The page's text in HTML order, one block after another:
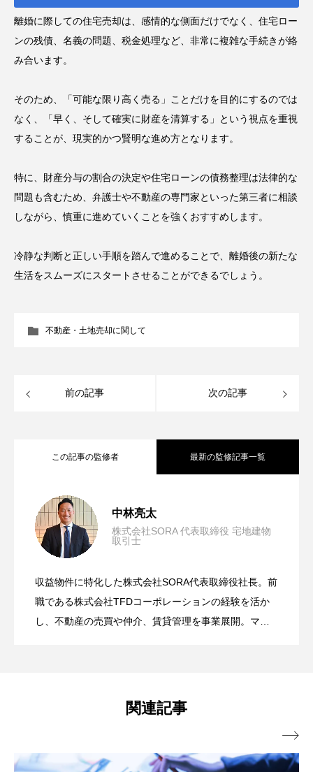
離婚に際しての住宅売却は、感情的な側面だけでなく、住宅ロー
ンの残債、名義の問題、税金処理など、非常に複雑な手続きが絡
み合います。
そのため、「可能な限り高く売る」ことだけを目的にするのでは
なく、「早く、そして確実に財産を清算する」という視点を重視
することが、現実的かつ賢明な進め方となります。
特に、財産分与の割合の決定や住宅ローンの債務整理は法律的な
問題も含むため、弁護士や不動産の専門家といった第三者に相談
しながら、慎重に進めていくことを強くおすすめします。
冷静な判断と正しい手順を踏んで進めることで、離婚後の新たな
生活をスムーズにスタートさせることができるでしょう。
不動産・土地売却に関して
前の記事 次の記事
この記事の監修者 最新の監修記事一覧
中林亮太
株式会社SORA 代表取締役 宅地建物
取引士
収益物件に特化した株式会社SORA代表取締役社長。前
職である株式会社TFDコーポレーションの経験を活か
し、不動産の売買や仲介、賃貸管理を事業展開。マン
リティにも力を入れている。
2026.07.29
2026.05.19
とは？計算方法や注意点を解説
2026.04.22 不動産の相続税評価額の算出方法とは？
ロが解説！
は？方法や査定が必要な理由も解説
関連記事
